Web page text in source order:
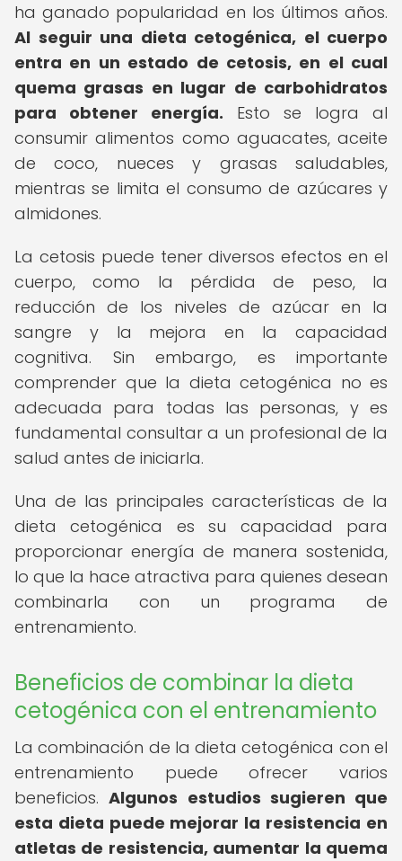
ha ganado popularidad en los últimos años.
Al seguir una dieta cetogénica, el cuerpo
entra en un estado de cetosis, en el cual
quema grasas en lugar de carbohidratos
para obtener energía. Esto se logra al
consumir alimentos como aguacates, aceite
de coco, nueces y grasas saludables,
mientras se limita el consumo de azúcares y
almidones.
La cetosis puede tener diversos efectos en el
cuerpo, como la pérdida de peso, la
reducción de los niveles de azúcar en la
sangre y la mejora en la capacidad
cognitiva. Sin embargo, es importante
comprender que la dieta cetogénica no es
adecuada para todas las personas, y es
fundamental consultar a un profesional de la
salud antes de iniciarla.
Una de las principales características de la
dieta cetogénica es su capacidad para
proporcionar energía de manera sostenida,
lo que la hace atractiva para quienes desean
combinarla con un programa de
entrenamiento.
Beneficios de combinar la dieta
cetogénica con el entrenamiento
La combinación de la dieta cetogénica con el
entrenamiento puede ofrecer varios
beneficios.Algunos estudios sugieren que
esta dieta puede mejorar la resistencia en
atletas de resistencia, aumentar la quema